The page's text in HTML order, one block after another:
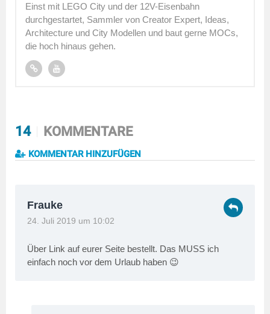
Einst mit LEGO City und der 12V-Eisenbahn
durchgestartet, Sammler von Creator Expert, Ideas,
Architecture und City Modellen und baut gerne MOCs,
die hoch hinaus gehen.
14 KOMMENTARE
KOMMENTAR HINZUFÜGEN
Frauke
24. Juli 2019 um 10:02
Über Link auf eurer Seite bestellt. Das MUSS ich
einfach noch vor dem Urlaub haben 😉